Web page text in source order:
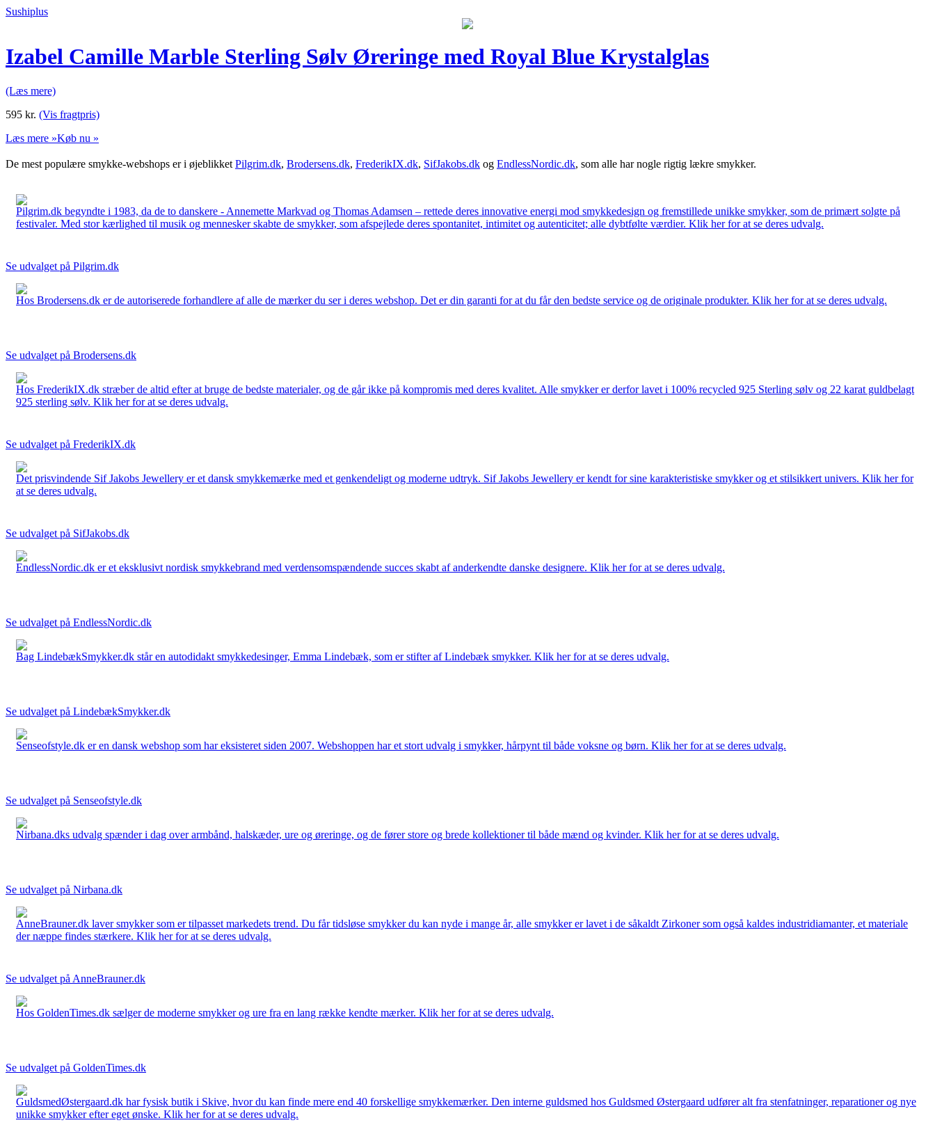
Sushiplus
Izabel Camille Marble Sterling Sølv Øreringe med Royal Blue Krystalglas
(Læs mere)
595 kr. (Vis fragtpris)
Læs mere »Køb nu »
De mest populære smykke-webshops er i øjeblikket Pilgrim.dk, Brodersens.dk, FrederikIX.dk, SifJakobs.dk og EndlessNordic.dk, som alle har nogle rigtig lækre smykker.
Pilgrim.dk begyndte i 1983, da de to danskere - Annemette Markvad og Thomas Adamsen – rettede deres innovative energi mod smykkedesign og fremstillede unikke smykker, som de primært solgte på
festivaler. Med stor kærlighed til musik og mennesker skabte de smykker, som afspejlede deres spontanitet, intimitet og autenticitet; alle dybtfølte værdier. Klik her for at se deres udvalg.
Se udvalget på Pilgrim.dk
Hos Brodersens.dk er de autoriserede forhandlere af alle de mærker du ser i deres webshop. Det er din garanti for at du får den bedste service og de originale produkter. Klik her for at se deres udvalg.
Se udvalget på Brodersens.dk
Hos FrederikIX.dk stræber de altid efter at bruge de bedste materialer, og de går ikke på kompromis med deres kvalitet. Alle smykker er derfor lavet i 100% recycled 925 Sterling sølv og 22 karat guldbelagt
925 sterling sølv. Klik her for at se deres udvalg.
Se udvalget på FrederikIX.dk
Det prisvindende Sif Jakobs Jewellery er et dansk smykkemærke med et genkendeligt og moderne udtryk. Sif Jakobs Jewellery er kendt for sine karakteristiske smykker og et stilsikkert univers. Klik her for
at se deres udvalg.
Se udvalget på SifJakobs.dk
EndlessNordic.dk er et eksklusivt nordisk smykkebrand med verdensomspændende succes skabt af anderkendte danske designere. Klik her for at se deres udvalg.
Se udvalget på EndlessNordic.dk
Bag LindebækSmykker.dk står en autodidakt smykkedesinger, Emma Lindebæk, som er stifter af Lindebæk smykker. Klik her for at se deres udvalg.
Se udvalget på LindebækSmykker.dk
Senseofstyle.dk er en dansk webshop som har eksisteret siden 2007. Webshoppen har et stort udvalg i smykker, hårpynt til både voksne og børn. Klik her for at se deres udvalg.
Se udvalget på Senseofstyle.dk
Nirbana.dks udvalg spænder i dag over armbånd, halskæder, ure og øreringe, og de fører store og brede kollektioner til både mænd og kvinder. Klik her for at se deres udvalg.
Se udvalget på Nirbana.dk
AnneBrauner.dk laver smykker som er tilpasset markedets trend. Du får tidsløse smykker du kan nyde i mange år, alle smykker er lavet i de såkaldt Zirkoner som også kaldes industridiamanter, et materiale
der næppe findes stærkere. Klik her for at se deres udvalg.
Se udvalget på AnneBrauner.dk
Hos GoldenTimes.dk sælger de moderne smykker og ure fra en lang række kendte mærker. Klik her for at se deres udvalg.
Se udvalget på GoldenTimes.dk
GuldsmedØstergaard.dk har fysisk butik i Skive, hvor du kan finde mere end 40 forskellige smykkemærker. Den interne guldsmed hos Guldsmed Østergaard udfører alt fra stenfatninger, reparationer og nye
unikke smykker efter eget ønske. Klik her for at se deres udvalg.